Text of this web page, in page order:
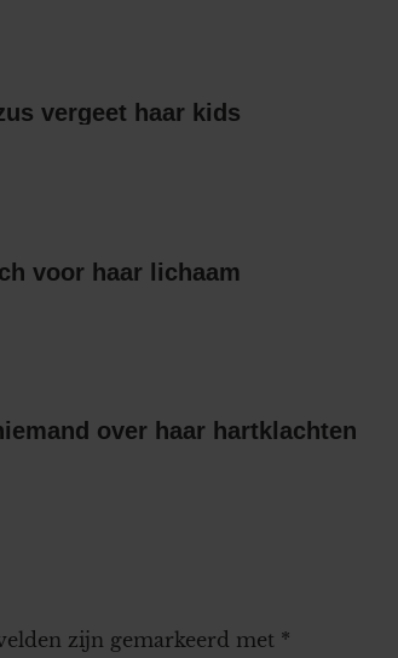
Britts gescheiden zus vergeet haar kids
voor haar lichaam
over haar hartklachten
zijn gemarkeerd met *